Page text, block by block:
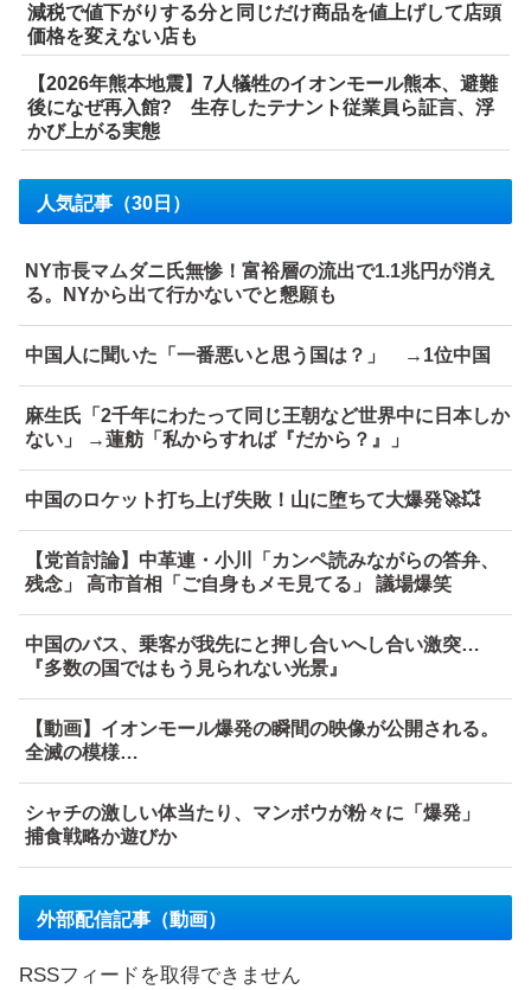
減税で値下がりする分と同じだけ商品を値上げして店頭
価格を変えない店も
【2026年熊本地震】7人犠牲のイオンモール熊本、避難
後になぜ再入館? 生存したテナント従業員ら証言、浮
かび上がる実態
人気記事（30日）
NY市長マムダニ氏無惨！富裕層の流出で1.1兆円が消え
る。NYから出て行かないでと懇願も
中国人に聞いた「一番悪いと思う国は？」 →1位中国
麻生氏「2千年にわたって同じ王朝など世界中に日本しか
ない」 →蓮舫「私からすれば『だから？』」
中国のロケット打ち上げ失敗！山に堕ちて大爆発🚀💥
【党首討論】中革連・小川「カンペ読みながらの答弁、
残念」 高市首相「ご自身もメモ見てる」 議場爆笑
中国のバス、乗客が我先にと押し合いへし合い激突…
『多数の国ではもう見られない光景』
【動画】イオンモール爆発の瞬間の映像が公開される。
全滅の模様…
シャチの激しい体当たり、マンボウが粉々に「爆発」
捕食戦略か遊びか
外部配信記事（動画）
RSSフィードを取得できません